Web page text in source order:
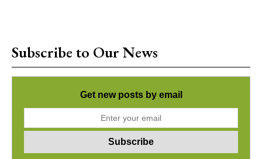
Subscribe to Our News
Get new posts by email